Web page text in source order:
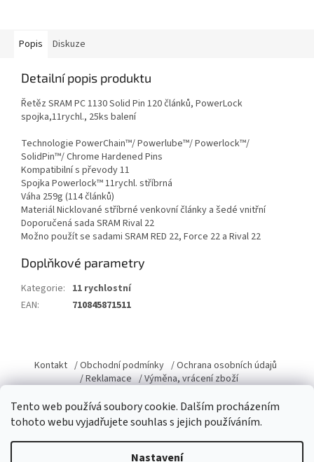
Tento web používá soubory cookie. Dalším procházením
tohoto webu vyjadřujete souhlas s jejich používáním.
Nastavení
Popis Diskuze
Detailní popis produktu
Řetěz SRAM PC 1130 Solid Pin 120 článků, PowerLock
spojka,11rychl., 25ks balení
Technologie PowerChain™/ Powerlube™/ Powerlock™/
SolidPin™/ Chrome Hardened Pins
Kompatibilní s převody 11
Spojka Powerlock™ 11rychl. stříbrná
Váha 259g (114 článků)
Materiál Nicklované stříbrné venkovní články a šedé vnitřní
Doporučená sada SRAM Rival 22
Možno použít se sadami SRAM RED 22, Force 22 a Rival 22
Doplňkové parametry
Kategorie: 11 rychlostní
EAN: 710845871511
p
a
Kontakt / Obchodní podmínky / Ochrana osobních údajů
/ Reklamace / Výměna, vrácení zboží